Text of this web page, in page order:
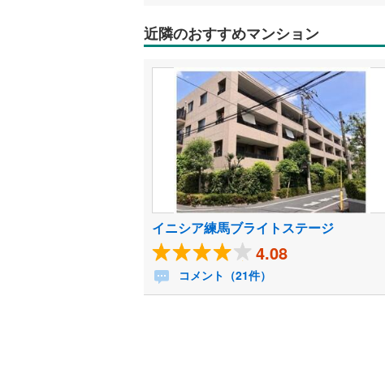
近隣のおすすめマンション
イニシア練馬ブライトステージ
4.08
コメント（21件）